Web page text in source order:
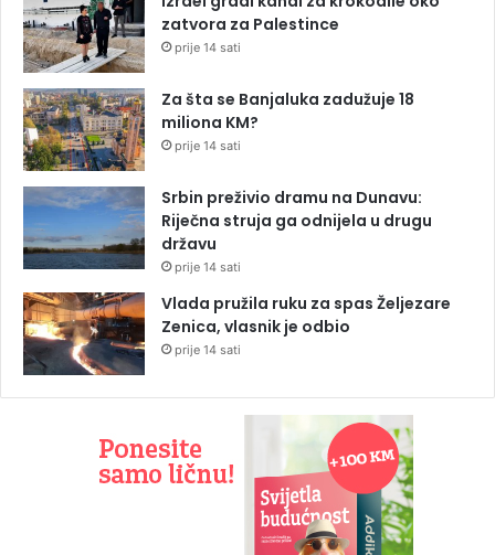
zatvora za Palestince
prije 14 sati
Za šta se Banjaluka zadužuje 18
miliona KM?
prije 14 sati
Srbin preživio dramu na Dunavu:
Riječna struja ga odnijela u drugu
državu
prije 14 sati
Vlada pružila ruku za spas Željezare
Zenica, vlasnik je odbio
prije 14 sati